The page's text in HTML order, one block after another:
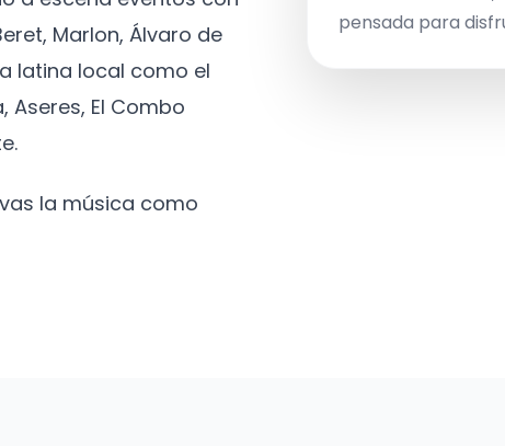
Marlon, Álvaro de
latina local como el
Aseres, El Combo
la música como
pensada para